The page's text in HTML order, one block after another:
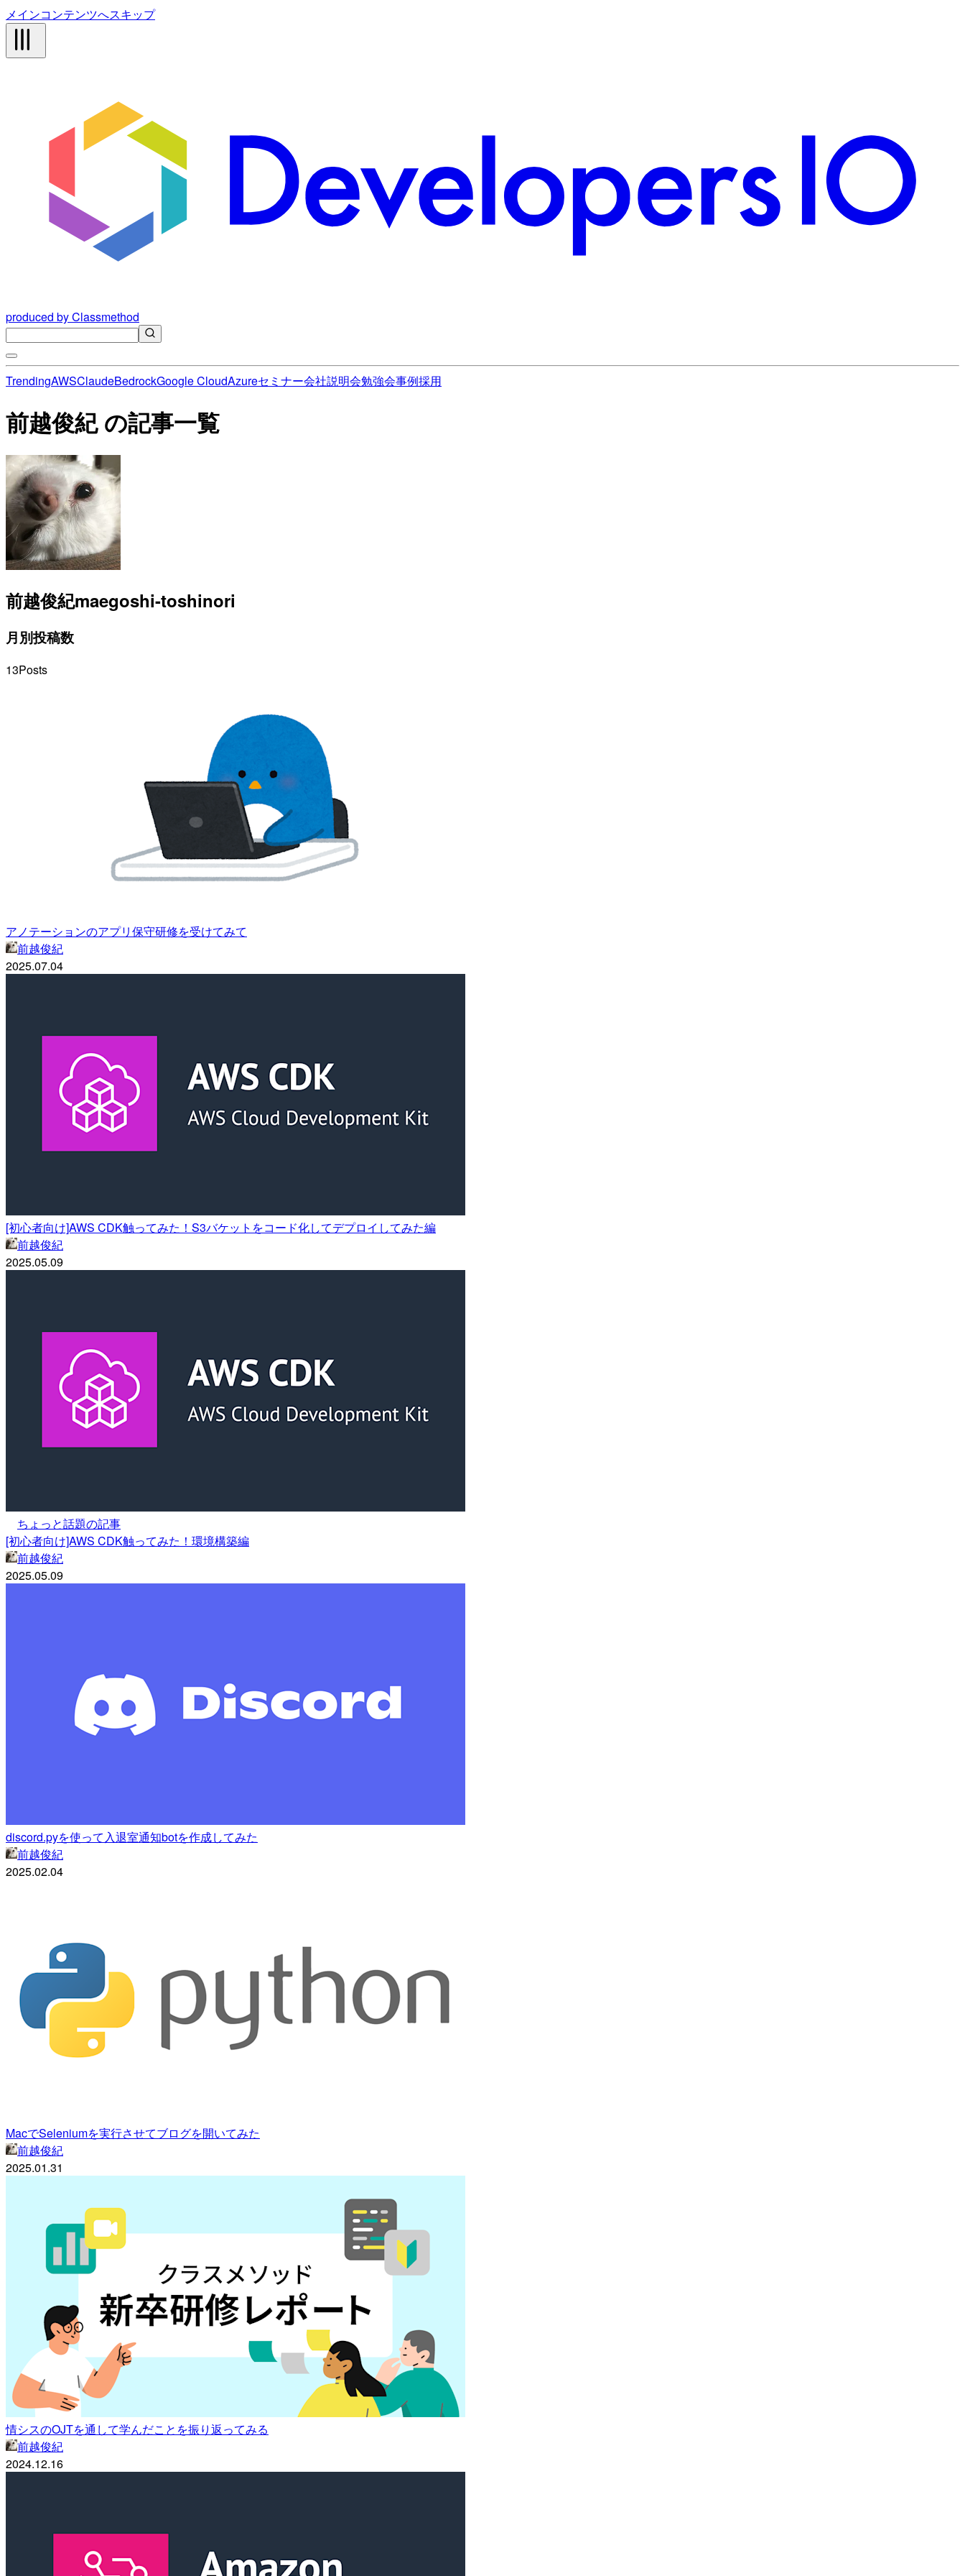
メインコンテンツへスキップ
produced by Classmethod
TrendingAWSClaudeBedrockGoogle CloudAzureセミナー会社説明会勉強会事例採用
前越俊紀 の記事一覧
前越俊紀maegoshi-toshinori
月別投稿数
13Posts
アノテーションのアプリ保守研修を受けてみて
前越俊紀
2025.07.04
[初心者向け]AWS CDK触ってみた！S3バケットをコード化してデプロイしてみた編
前越俊紀
2025.05.09
ちょっと話題の記事
[初心者向け]AWS CDK触ってみた！環境構築編
前越俊紀
2025.05.09
discord.pyを使って入退室通知botを作成してみた
前越俊紀
2025.02.04
MacでSeleniumを実行させてブログを開いてみた
前越俊紀
2025.01.31
情シスのOJTを通して学んだことを振り返ってみる
前越俊紀
2024.12.16